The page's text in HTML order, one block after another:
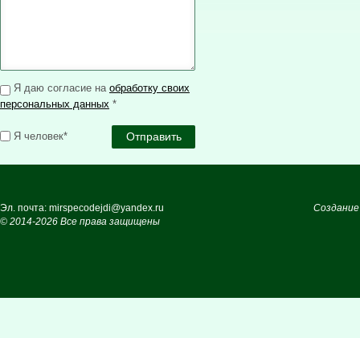
Я даю согласие на обработку своих
персональных данных *
Я человек*
Эл. почта: mirspecodejdi@yandex.ru
© 2014-2026 Все права защищены